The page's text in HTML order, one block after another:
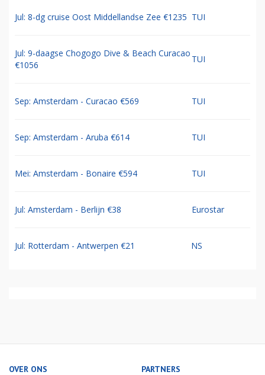
Jul: 8-dg cruise Oost Middellandse Zee €1235 TUI
Jul: 9-daagse Chogogo Dive & Beach Curacao
€1056
TUI
Sep: Amsterdam - Curacao €569 TUI
Sep: Amsterdam - Aruba €614 TUI
Mei: Amsterdam - Bonaire €594 TUI
Jul: Amsterdam - Berlijn €38 Eurostar
Jul: Rotterdam - Antwerpen €21 NS
OVER ONS PARTNERS